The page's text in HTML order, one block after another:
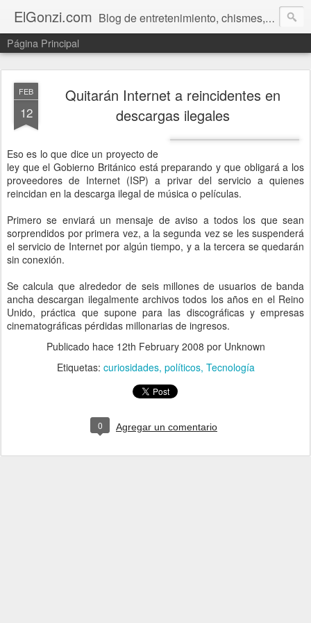
ElGonzi.com Blog de entretenimiento, chismes, humor, farándula, curiosidades, ovnis, noticias calientes, fotos, videos, paranormal y ¡más!
Página Principal
FEB
12
Quitarán Internet a reincidentes en
descargas ilegales
Eso es lo que dice un proyecto de
ley que el Gobierno Británico está preparando y que obligará a los
proveedores de Internet (ISP) a privar del servicio a quienes
reincidan en la descarga ilegal de música o películas.
Primero se enviará un mensaje de aviso a todos los que sean
sorprendidos por primera vez, a la segunda vez se les suspenderá
el servicio de Internet por algún tiempo, y a la tercera se quedarán
sin conexión.
Se calcula que alrededor de seis millones de usuarios de banda
ancha descargan ilegalmente archivos todos los años en el Reino
Unido, práctica que supone para las discográficas y empresas
cinematográficas pérdidas millonarias de ingresos.
Publicado hace 12th February 2008 por Unknown
Etiquetas: curiosidades políticos Tecnología
0 Agregar un comentario